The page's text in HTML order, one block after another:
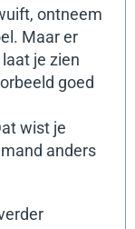
ontneem
Maar er
je zien
goed
wist je
anders